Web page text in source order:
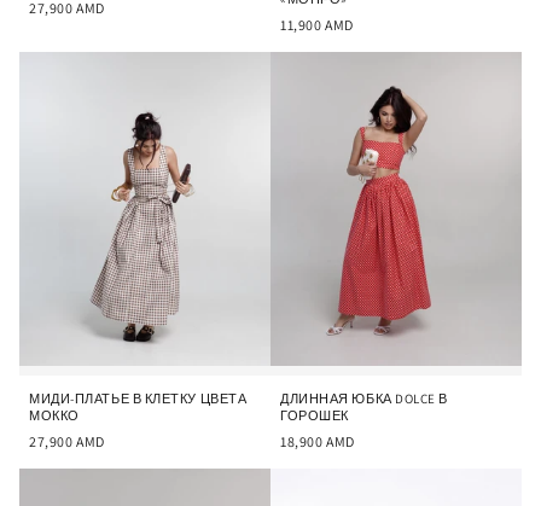
27,900 AMD
11,900 AMD
МИДИ-ПЛАТЬЕ В КЛЕТКУ ЦВЕТА
МОККО
27,900 AMD
ДЛИННАЯ ЮБКА DOLCE В
ГОРОШЕК
18,900 AMD